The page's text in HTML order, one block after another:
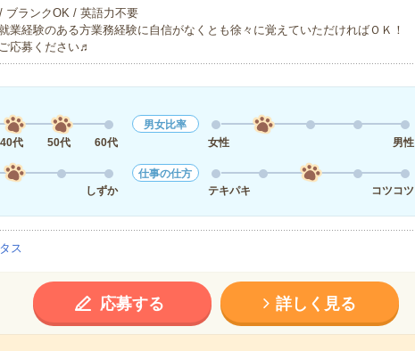
ランクOK / 英語力不要
業経験のある方業務経験に自信がなくとも徐々に覚えていただければＯＫ！
応募ください♬
40代 50代 60代
男女比率
女性
男性
しずか
仕事の仕方
テキパキ
コツコツ
ス
応募する 詳しく見る